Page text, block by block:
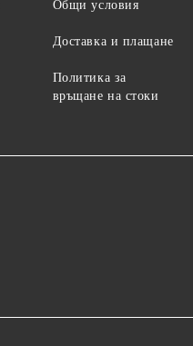
Общи условия
Доставка и плащане
Политика за
връщане на стоки